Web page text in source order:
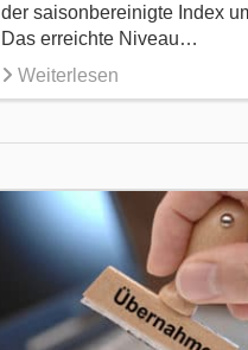
der saisonbereinigte Index
Das erreichte Niveau…
Weiterlesen